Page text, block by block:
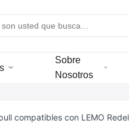
Sobre
Nosotros
compatibles con LEMO